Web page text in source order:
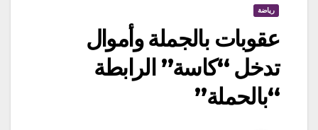
رياضة
عقوبات بالجملة وأموال
تدخل “كاسة” الرابطة
“بالحملة”